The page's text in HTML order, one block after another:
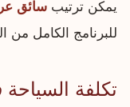
يمكن ترتيب سائق
للبرنامج الكامل من
تكلفة السياحة